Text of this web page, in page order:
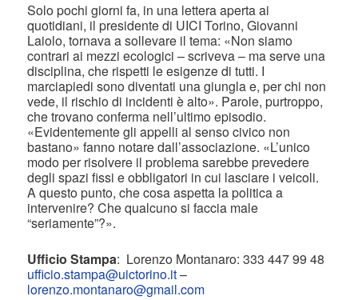
Solo pochi giorni fa, in una lettera aperta ai
quotidiani, il presidente di UICI Torino, Giovanni
Laiolo, tornava a sollevare il tema: «Non siamo
contrari ai mezzi ecologici – scriveva – ma serve una
disciplina, che rispetti le esigenze di tutti. I
marciapiedi sono diventati una giungla e, per chi non
vede, il rischio di incidenti è alto». Parole, purtroppo,
che trovano conferma nell’ultimo episodio.
«Evidentemente gli appelli al senso civico non
bastano» fanno notare dall’associazione. «L’unico
modo per risolvere il problema sarebbe prevedere
degli spazi fissi e obbligatori in cui lasciare i veicoli.
A questo punto, che cosa aspetta la politica a
intervenire? Che qualcuno si faccia male
“seriamente”?».
Ufficio Stampa: Lorenzo Montanaro: 333 447 99 48
ufficio.stampa@uictorino.it–
lorenzo.montanaro@gmail.com